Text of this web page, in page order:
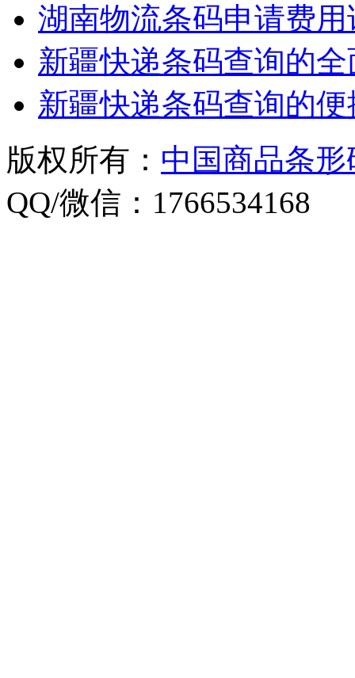
湖南物流条码申请费
新疆快递条码查询的
新疆快递条码查询的
版权所有： 中国商品条
QQ/微信：1766534168